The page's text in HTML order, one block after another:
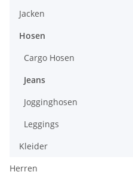
Jacken
Hosen
Cargo Hosen
Jeans
Jogginghosen
Leggings
Kleider
Herren